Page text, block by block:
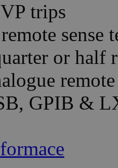
trips
sense
or half
GPIB &